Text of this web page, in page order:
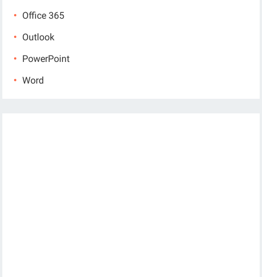
Office 365
Outlook
PowerPoint
Word